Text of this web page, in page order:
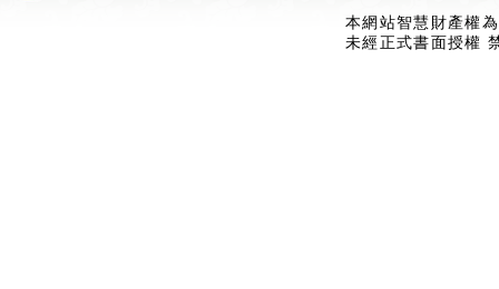
本網站智慧財產權
未經正式書面授權